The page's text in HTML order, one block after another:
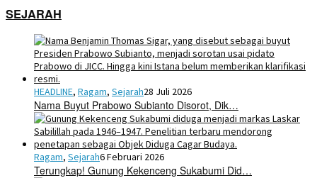
SEJARAH
HEADLINE, Ragam, Sejarah28 Juli 2026
Nama Buyut Prabowo Subianto Disorot, Dik…
Ragam, Sejarah6 Februari 2026
Terungkap! Gunung Kekenceng Sukabumi Did…